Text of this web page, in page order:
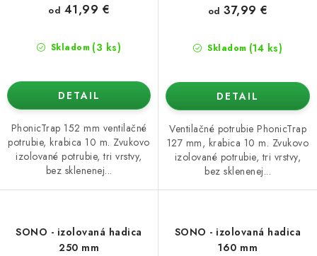
Skladom (3 ks)
od 41,99 €
DETAIL
PhonicTrap 152 mm ventilačné
potrubie, krabica 10 m. Zvukovo
izolované potrubie, tri vrstvy,
bez sklenenej...
Skladom (14 ks)
od 37,99 €
DETAIL
Ventilačné potrubie PhonicTrap
127 mm, krabica 10 m. Zvukovo
izolované potrubie, tri vrstvy,
bez sklenenej...
SONO - izolovaná hadica
250 mm
SONO - izolovaná hadica
160 mm